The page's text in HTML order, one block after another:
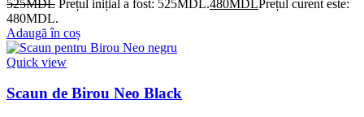
525MDL Prețul inițial a fost: 525MDL.480MDLPrețul curent este:
480MDL.
Adaugă în coș
Quick view
Scaun de Birou Neo Black